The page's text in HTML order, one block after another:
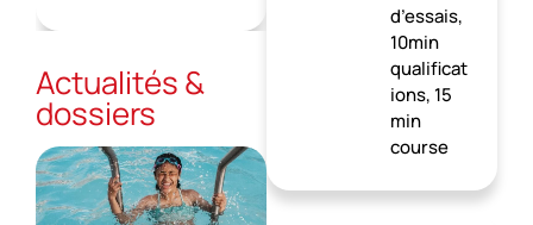
Actualités &
dossiers
NOUVEAUTÉ : la
d’essais,
10min
qualificat
ions, 15
min
course